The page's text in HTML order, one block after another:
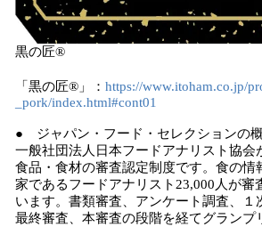
黒の匠®
「黒の匠®」： https://www.itoham.co.jp/
_pork/index.html#cont01
● ジャパン・フード・セレクションの
一般社団法人日本フードアナリスト協会
食品・食材の審査認定制度です。食の情
家であるフードアナリスト23,000人が審
います。書類審査、アンケート調査、１
最終審査、本審査の段階を経てグランプ